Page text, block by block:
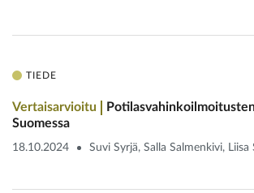
TIEDE
Vertaisarvioitu
Suomessa
18.10.2024 Suvi Syrjä, Salla Salmenkivi, Liisa